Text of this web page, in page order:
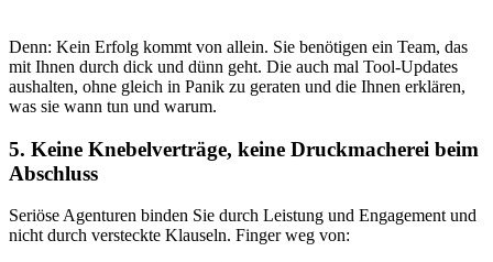
Denn: Kein Erfolg kommt von allein. Sie benötigen ein Team, das
mit Ihnen durch dick und dünn geht. Die auch mal Tool-Updates
aushalten, ohne gleich in Panik zu geraten und die Ihnen erklären,
was sie wann tun und warum.
5. Keine Knebelverträge, keine Druckmacherei beim
Abschluss
Seriöse Agenturen binden Sie durch Leistung und Engagement und
nicht durch versteckte Klauseln. Finger weg von: